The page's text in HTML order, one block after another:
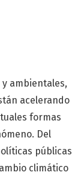
ambientales,
acelerando
formas
Del
públicas
climático